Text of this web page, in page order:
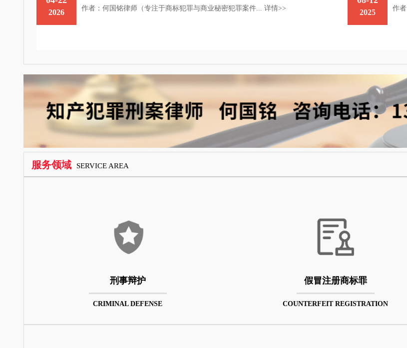
2026 作者：何国铭律师（专注于商标犯罪与商业秘密犯罪案件... 详情>> 2025 作
服务领域 SERVICE AREA
刑事辩护
CRIMINAL DEFENSE
假冒注册商标罪
COUNTERFEIT REGISTRATION